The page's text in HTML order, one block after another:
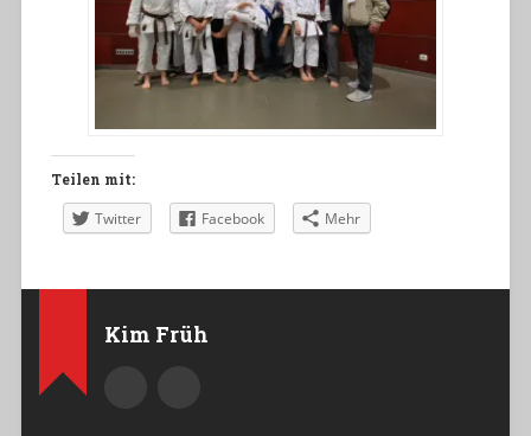
Teilen mit:
Twitter Facebook Mehr
Kim Früh